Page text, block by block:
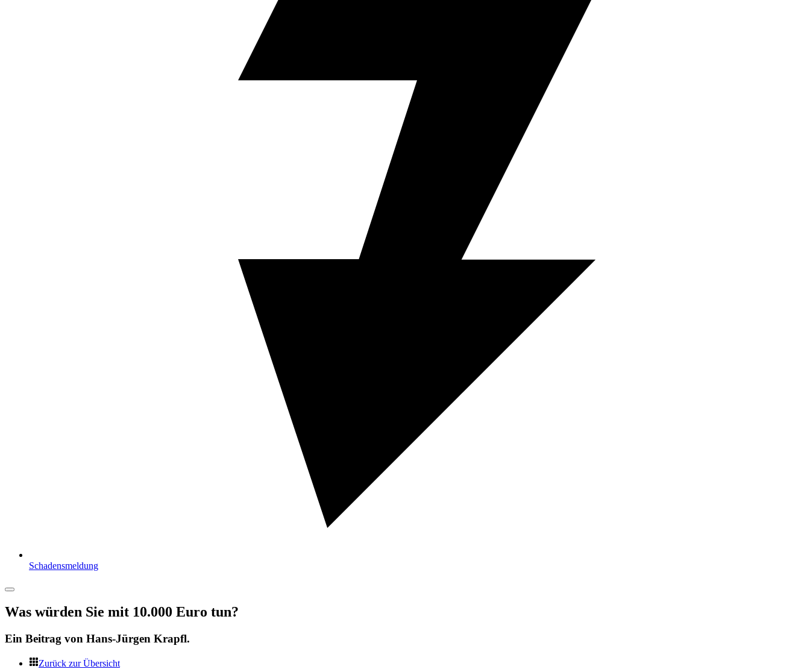
Schadensmeldung
Was würden Sie mit 10.000 Euro tun?
Ein Beitrag von Hans-Jürgen Krapfl.
Zurück zur Übersicht